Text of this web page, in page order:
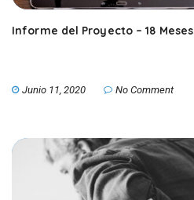
Informe del Proyecto – 18 Meses
Junio 11, 2020 No Comment